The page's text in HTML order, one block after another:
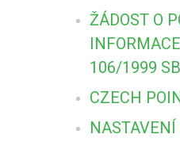
ŽÁDOST O
106/1999
CZECH
NASTAVENÍ